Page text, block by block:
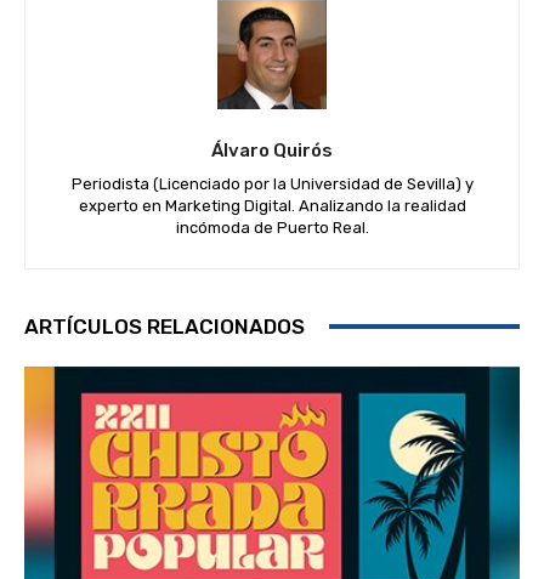
Álvaro Quirós
Periodista (Licenciado por la Universidad de Sevilla) y
experto en Marketing Digital. Analizando la realidad
incómoda de Puerto Real.
ARTÍCULOS RELACIONADOS